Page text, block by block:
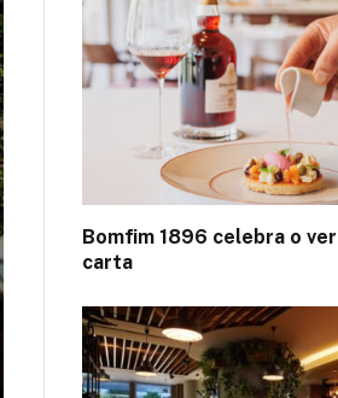
Bomfim 1896 celebra o
carta